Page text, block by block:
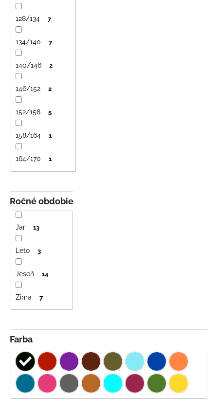
Farba
Ročné obdobie
Jar 13
Leto 3
Jeseň 14
Zima 7
128/134 7
134/140 7
140/146 2
146/152 2
152/158 5
158/164 1
164/170 1